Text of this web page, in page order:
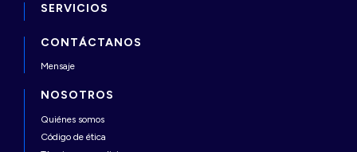
SERVICIOS
CONTÁCTANOS
Mensaje
NOSOTROS
Quiénes somos
Código de ética